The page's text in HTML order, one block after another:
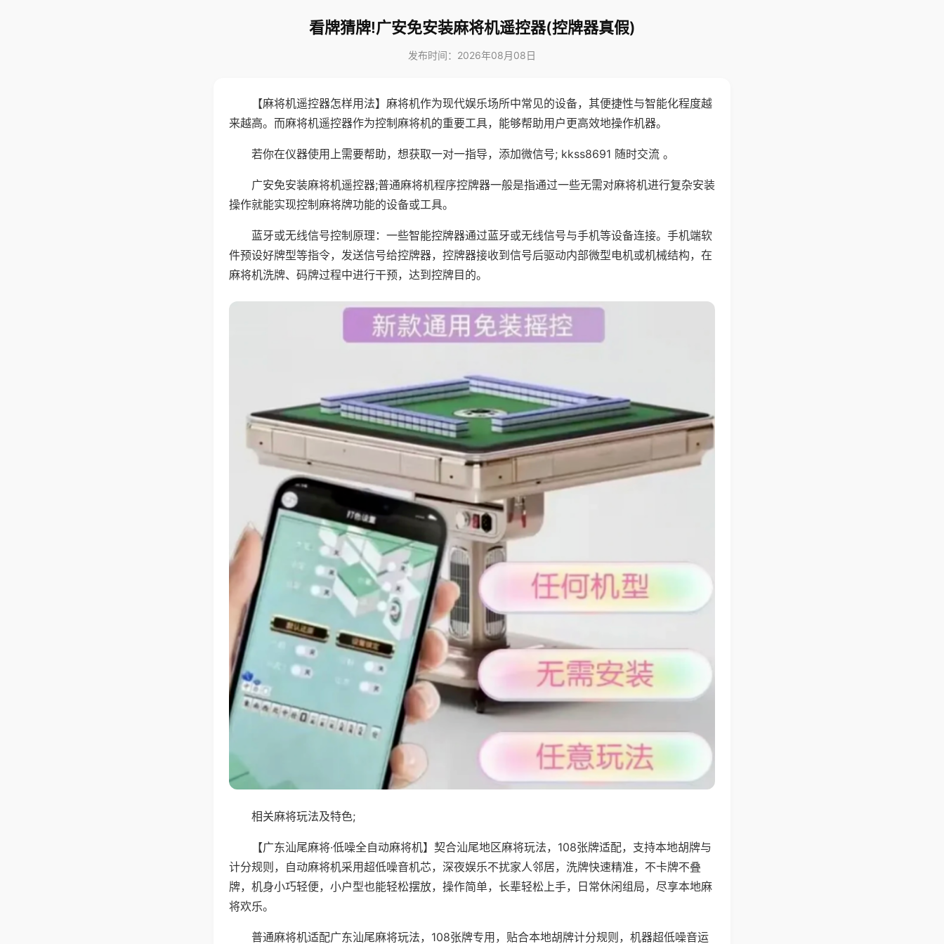
看牌猜牌!广安免安装麻将机遥控器(控牌器真假)
发布时间：2026年08月08日
【麻将机遥控器怎样用法】麻将机作为现代娱乐场所中常见的设备，其便捷性与智能化程度越
来越高。而麻将机遥控器作为控制麻将机的重要工具，能够帮助用户更高效地操作机器。
若你在仪器使用上需要帮助，想获取一对一指导，添加微信号; kkss8691 随时交流 。
广安免安装麻将机遥控器;普通麻将机程序控牌器一般是指通过一些无需对麻将机进行复杂安装
操作就能实现控制麻将牌功能的设备或工具。
蓝牙或无线信号控制原理：一些智能控牌器通过蓝牙或无线信号与手机等设备连接。手机端软
件预设好牌型等指令，发送信号给控牌器，控牌器接收到信号后驱动内部微型电机或机械结构，在
麻将机洗牌、码牌过程中进行干预，达到控牌目的。
相关麻将玩法及特色;
【广东汕尾麻将·低噪全自动麻将机】契合汕尾地区麻将玩法，108张牌适配，支持本地胡牌与
计分规则，自动麻将机采用超低噪音机芯，深夜娱乐不扰家人邻居，洗牌快速精准，不卡牌不叠
牌，机身小巧轻便，小户型也能轻松摆放，操作简单，长辈轻松上手，日常休闲组局，尽享本地麻
将欢乐。
普通麻将机适配广东汕尾麻将玩法，108张牌专用，贴合本地胡牌计分规则，机器超低噪音运